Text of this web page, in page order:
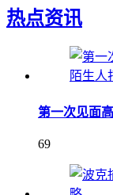
热点资讯
第一次见面
69